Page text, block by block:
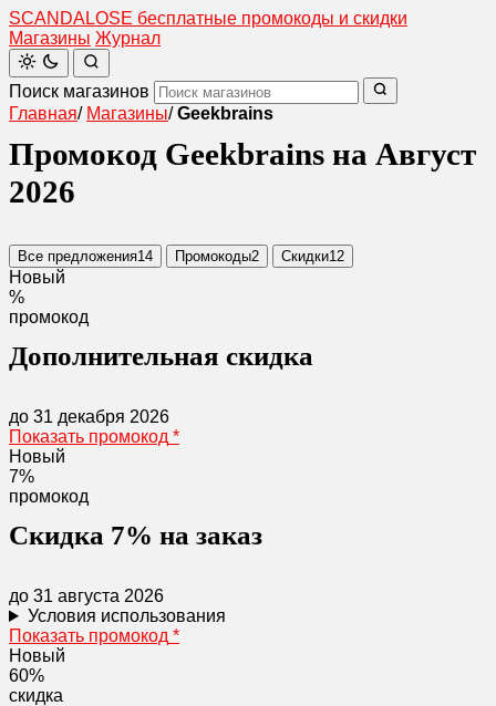
SCANDALOSE бесплатные промокоды и скидки
Магазины Журнал
Поиск магазинов
Главная/ Магазины/ Geekbrains
Промокод Geekbrains на Август
2026
Все предложения14 Промокоды2 Скидки12
Новый
%
промокод
Дополнительная скидка
до 31 декабря 2026
Показать промокод *
Новый
7%
промокод
Скидка 7% на заказ
до 31 августа 2026
Условия использования
Показать промокод *
Новый
60%
скидка